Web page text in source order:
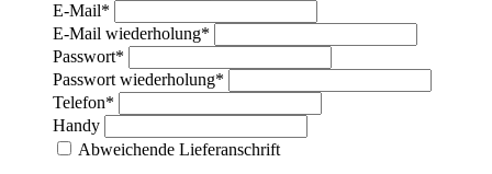
E-Mail*
E-Mail wiederholung*
Passwort*
Passwort wiederholung*
Telefon*
Handy
Abweichende Lieferanschrift